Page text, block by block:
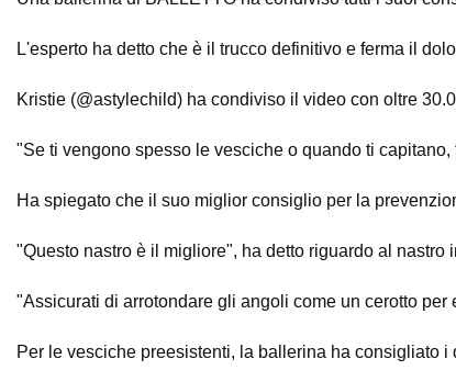
L'esperto ha detto che è il trucco definitivo e ferma il
Kristie (@astylechild) ha condiviso il video con oltre
"Se ti vengono spesso le vesciche o quando ti
Ha spiegato che il suo miglior consiglio per la
"Questo nastro è il migliore", ha detto riguardo al nastro
"Assicurati di arrotondare gli angoli come un cerotto per
Per le vesciche preesistenti, la ballerina ha consigliato